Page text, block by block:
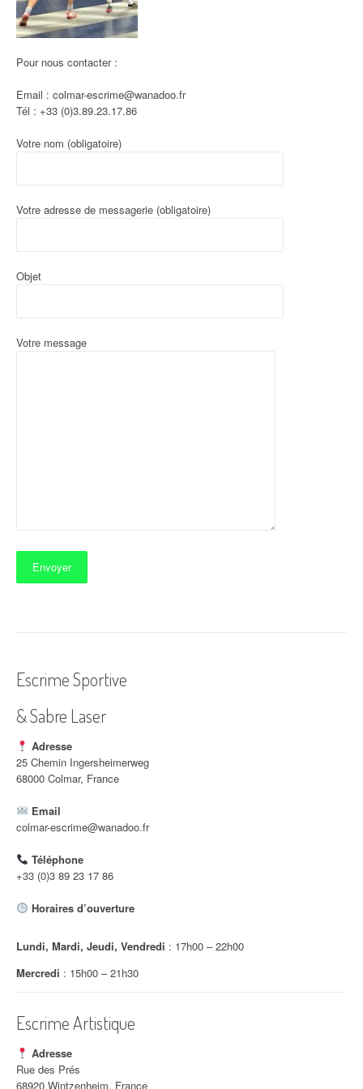
Pour nous contacter :
Email : colmar-escrime@wanadoo.fr
Tél : +33 (0)3.89.23.17.86
Votre nom (obligatoire)
Votre adresse de messagerie (obligatoire)
Objet
Votre message
Escrime Sportive
& Sabre Laser
Adresse
25 Chemin Ingersheimerweg
68000 Colmar, France
Email
colmar-escrime@wanadoo.fr
Téléphone
+33 (0)3 89 23 17 86
Horaires d’ouverture
Lundi, Mardi, Jeudi, Vendredi : 17h00 – 22h00
Mercredi : 15h00 – 21h30
Escrime Artistique
Adresse
Rue des Prés
68920 Wintzenheim, France